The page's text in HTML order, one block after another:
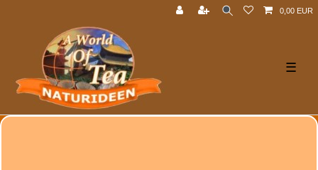
0,00 EUR
☰